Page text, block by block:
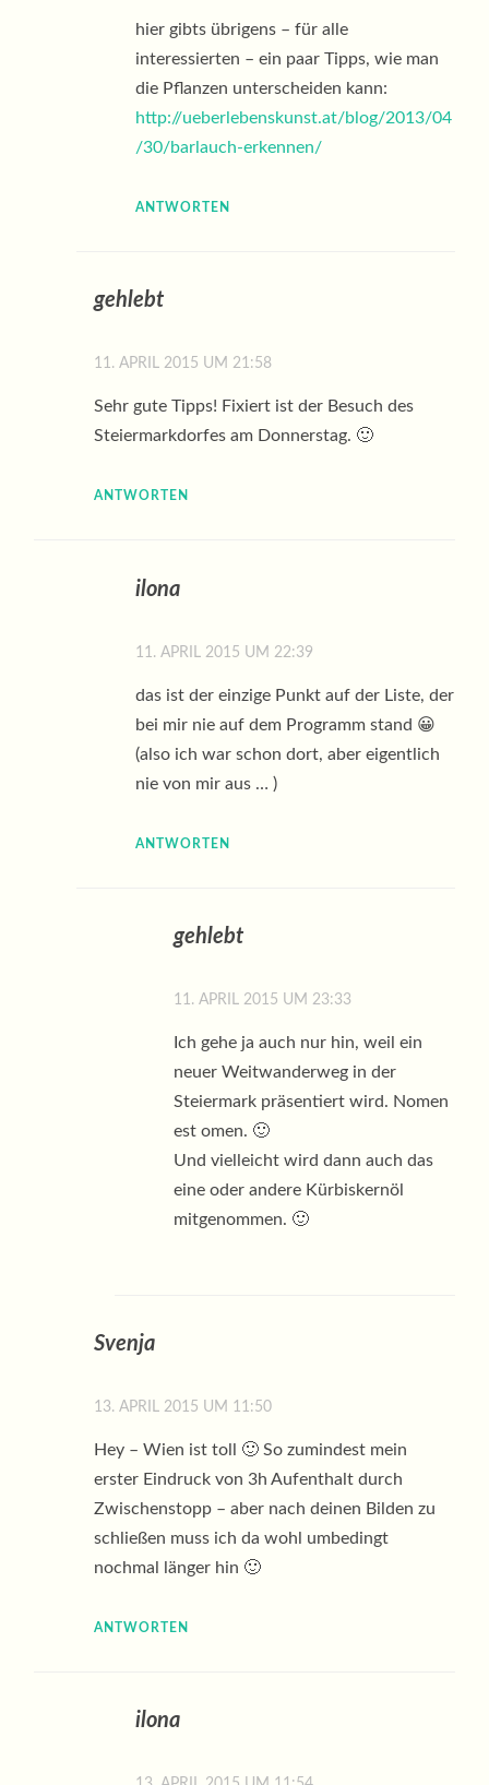
hier gibts übrigens – für alle
interessierten – ein paar Tipps, wie man
die Pflanzen unterscheiden kann:
http://ueberlebenskunst.at/blog/2013/04
/30/barlauch-erkennen/
ANTWORTEN
gehlebt
11. APRIL 2015 UM 21:58
Sehr gute Tipps! Fixiert ist der Besuch des
Steiermarkdorfes am Donnerstag. 🙂
ANTWORTEN
ilona
11. APRIL 2015 UM 22:39
das ist der einzige Punkt auf der Liste, der
bei mir nie auf dem Programm stand 😀
(also ich war schon dort, aber eigentlich
nie von mir aus … )
ANTWORTEN
gehlebt
11. APRIL 2015 UM 23:33
Ich gehe ja auch nur hin, weil ein
neuer Weitwanderweg in der
Steiermark präsentiert wird. Nomen
est omen. 🙂
Und vielleicht wird dann auch das
eine oder andere Kürbiskernöl
mitgenommen. 🙂
Svenja
13. APRIL 2015 UM 11:50
Hey – Wien ist toll 🙂 So zumindest mein
erster Eindruck von 3h Aufenthalt durch
Zwischenstopp – aber nach deinen Bilden zu
schließen muss ich da wohl umbedingt
nochmal länger hin 🙂
ANTWORTEN
ilona